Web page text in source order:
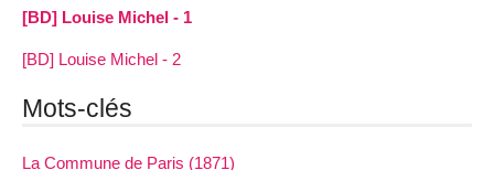
[BD] Louise Michel - 1
[BD] Louise Michel - 2
Mots-clés
La Commune de Paris (1871)